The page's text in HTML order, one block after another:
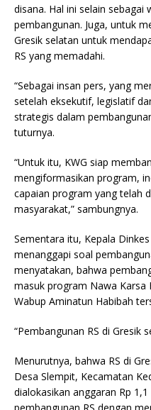
disana. Hal ini selain
pembangunan. Juga, untuk
Gresik selatan untuk
RS yang memadahi.
“Sebagai insan pers, yang
setelah eksekutif, legislatif
strategis dalam
tuturnya.
“Untuk itu, KWG siap
mengiformasikan program,
capaian program yang telah
masyarakat,” sambungnya.
Sementara itu, Kepala
menanggapi soal
menyatakan, bahwa
masuk program Nawa Karsa
Wabup Aminatun Habibah
“Pembangunan RS di Gresik
Menurutnya, bahwa RS di
Desa Slempit, Kecamatan
dialokasikan anggaran Rp